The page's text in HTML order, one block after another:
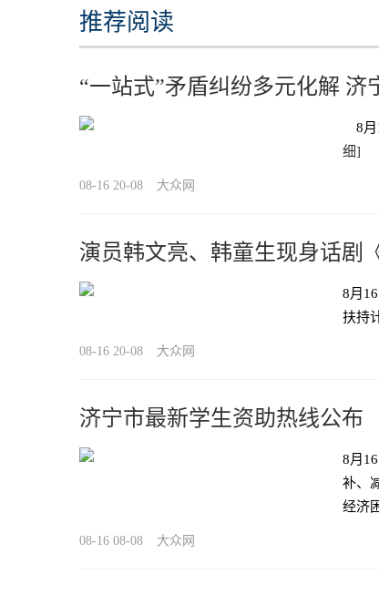
推荐阅读
“一站式”矛盾纠纷多元化解 济
8月
细]
08-16 20-08 大众网
演员韩文亮、韩童生现身话剧
8月
扶持
08-16 20-08 大众网
济宁市最新学生资助热线公布
8月
补、
经济
08-16 08-08 大众网